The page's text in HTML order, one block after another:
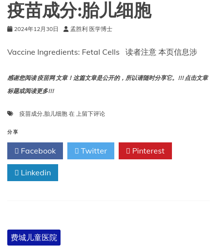
疫苗成分:胎儿细胞
2024年12月30日 孟胜利 医学博士
Vaccine Ingredients: Fetal Cells 读者注意 本页信息涉
感谢您阅读 疫苗网 文章！这篇文章是公开的，所以请随时分享它。!!! 点击文章
标题或阅读更多!!!
疫苗成分,胎儿细胞 在 疫
分:
胎
儿
上留下评论
分享
Facebook Twitter Pinterest
Linkedin
费城儿童医院